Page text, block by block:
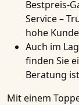
Bestpreis-
Service –
hohe
Auch im
finden Sie
Beratung
Mit einem